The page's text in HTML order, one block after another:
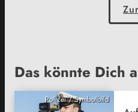
Das könnte Dich
Polizei / Symbolbild